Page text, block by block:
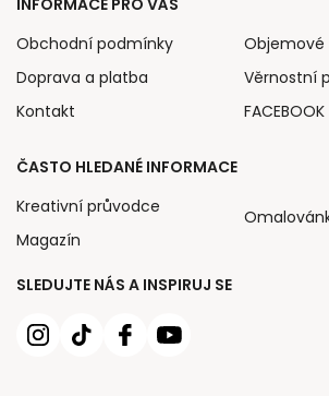
SLEDUJTE NÁS A INSPIRUJ SE
INFORMACE PRO VÁS
Obchodní podmínky
Doprava a platba
Kontakt
Objemové
Věrnostní
ČASTO HLEDANÉ INFORMACE
Kreativní průvodce
Magazín